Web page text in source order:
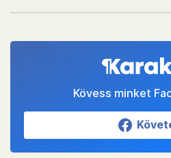
Kövess minket